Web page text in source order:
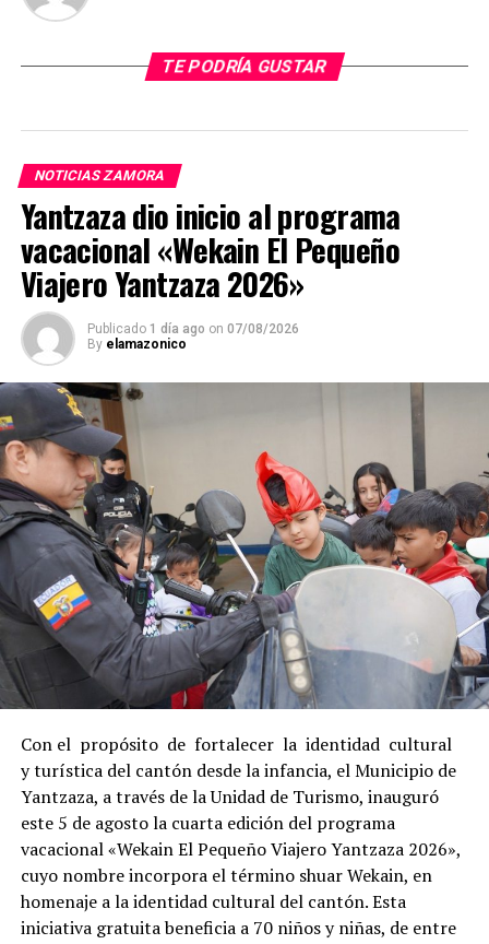
TE PODRÍA GUSTAR
NOTICIAS ZAMORA
Yantzaza dio inicio al programa
vacacional «Wekain El Pequeño
Viajero Yantzaza 2026»
Publicado 1 día ago on 07/08/2026
By elamazonico
Con el propósito de fortalecer la identidad cultural
y turística del cantón desde la infancia, el Municipio de
Yantzaza, a través de la Unidad de Turismo, inauguró
este 5 de agosto la cuarta edición del programa
vacacional «Wekain El Pequeño Viajero Yantzaza 2026»,
cuyo nombre incorpora el término shuar Wekain, en
homenaje a la identidad cultural del cantón. Esta
iniciativa gratuita beneficia a 70 niños y niñas, de entre